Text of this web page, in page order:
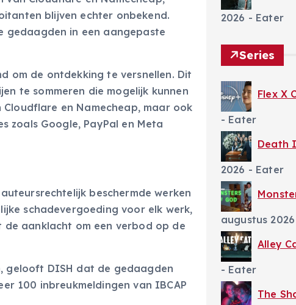
blijven echter onbekend.
gedaagden in een aangepaste
om de ontdekking te versnellen. Dit
te sommeren die mogelijk kunnen
en Namecheap, maar ook
zoals Google, PayPal en Meta
beschermde werken
schadevergoeding voor elk werk,
aanklacht om een verbod op de
gelooft DISH dat de gedaagden
100 inbreukmeldingen van IBCAP
2026 - Eater
Series
Flex X
- Eater
Death
2026 - Eater
augustus 2026
Alley
- Eater
The